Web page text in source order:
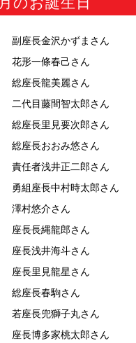
副座長金沢かずま さん
花形一條春己さん
総座長龍美麗さん
二代目藤間智太郎さん
総座長里見要次郎さん
総座長おおみ悠さん
責任者浅井正二郎さん
勇組座長中村時太郎さん
澤村悠介さん
座長長縄龍郎さん
座長浅井海斗さん
座長里見龍星さん
総座長春駒さん
若座長兜獅子丸さん
座長博多家桃太郎さん